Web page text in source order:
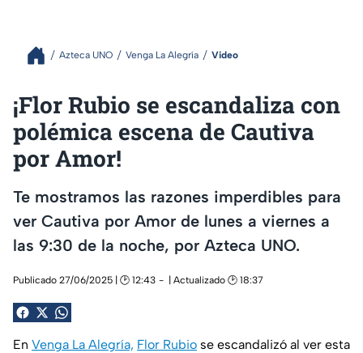
Azteca UNO Venga La Alegría Video
¡Flor Rubio se escandaliza con
polémica escena de Cautiva
por Amor!
Te mostramos las razones imperdibles para
ver Cautiva por Amor de lunes a viernes a
las 9:30 de la noche, por Azteca UNO.
Publicado 27/06/2025 | 🕑 12:43 | Actualizado 🕑 18:37
En Venga La Alegría, Flor Rubio se escandalizó al ver esta